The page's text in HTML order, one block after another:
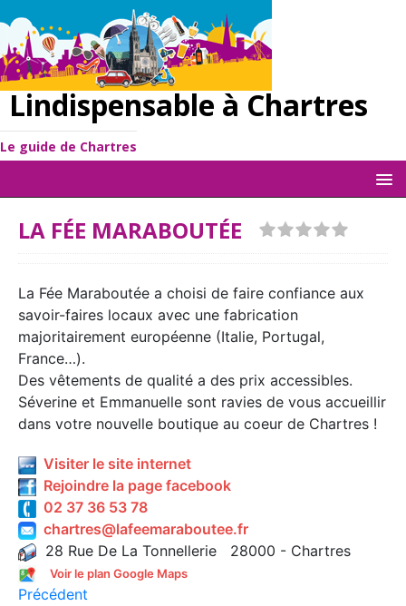
Lindispensable à Chartres
Le guide de Chartres
LA FÉE MARABOUTÉE
La Fée Maraboutée a choisi de faire confiance aux
savoir-faires locaux avec une fabrication
majoritairement européenne (Italie, Portugal,
France…).
Des vêtements de qualité a des prix accessibles.
Séverine et Emmanuelle sont ravies de vous accueillir
dans votre nouvelle boutique au coeur de Chartres !
Visiter le site internet
Rejoindre la page facebook
02 37 36 53 78
chartres@lafeemaraboutee.fr
28 Rue De La Tonnellerie 28000 - Chartres
Voir le plan Google Maps
Précédent